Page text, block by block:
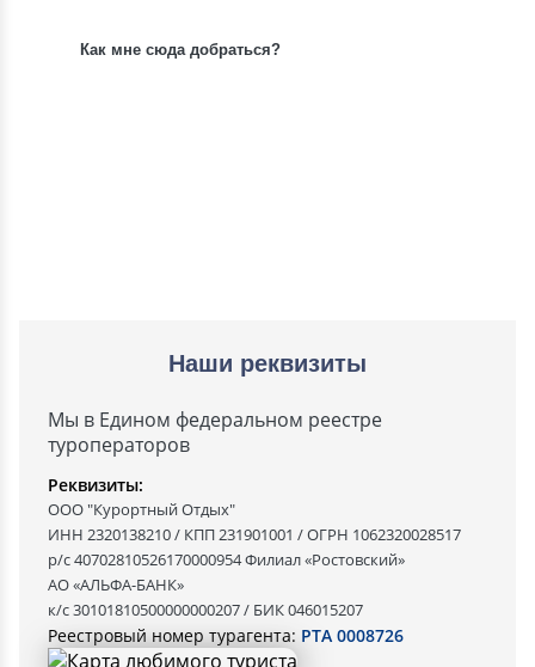
Как мне сюда добраться?
Наши реквизиты
Мы в Едином федеральном реестре
туроператоров
Реквизиты:
ООО "Курортный Отдых"
ИНН 2320138210 / КПП 231901001 / ОГРН 1062320028517
р/с 40702810526170000954 Филиал «Ростовский»
АО «АЛЬФА-БАНК»
к/с 30101810500000000207 / БИК 046015207
Реестровый номер турагента: РТА 0008726